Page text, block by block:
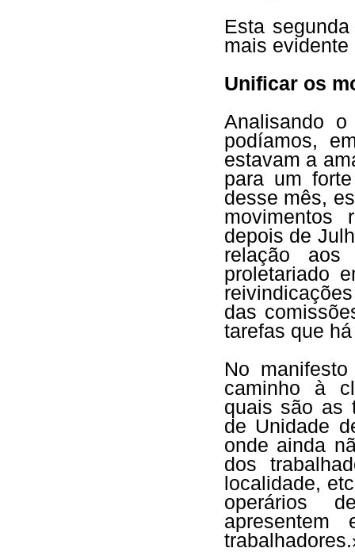
Esta
mais
Unificar os
Analisando
podíamos,
estavam a
para um
desse mês,
movimentos
depois de
relação
proletariado
das
tarefas que
No
caminho à
quais são as
de Unidade
onde ainda
dos
localidade,
operários
apresentem